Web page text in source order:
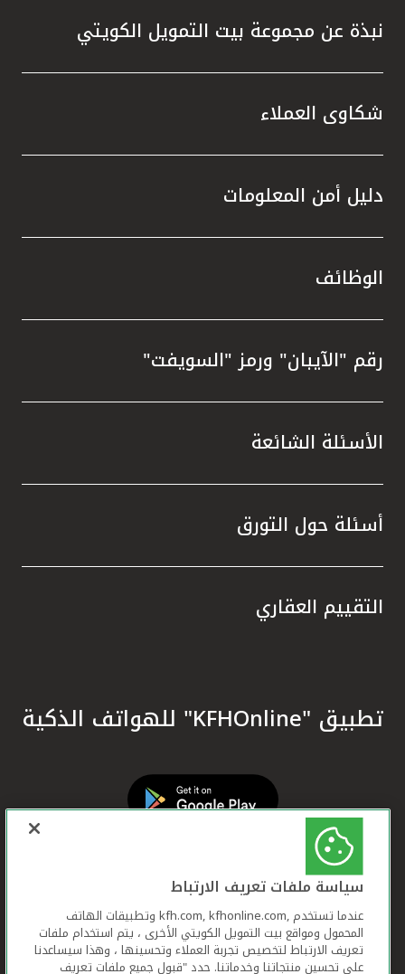
نبذة عن مجموعة بيت التمويل الكويتي
شكاوى العملاء
دليل أمن المعلومات
الوظائف
رقم "الآيبان" ورمز "السويفت"
الأسئلة الشائعة
أسئلة حول التورق
التقييم العقاري
تطبيق "KFHOnline" للهواتف الذكية
سياسة ملفات تعريف الارتباط
عندما تستخدم ,kfh.com, kfhonline.com وتطبيقات الهاتف
المحمول ومواقع بيت التمويل الكويتي الأخرى ، يتم استخدام ملفات
تعريف الارتباط لتخصيص تجربة العملاء وتحسينها ، وهذا سيساعدنا
على تحسين منتجاتنا وخدماتنا. حدد "قبول جميع ملفات تعريف